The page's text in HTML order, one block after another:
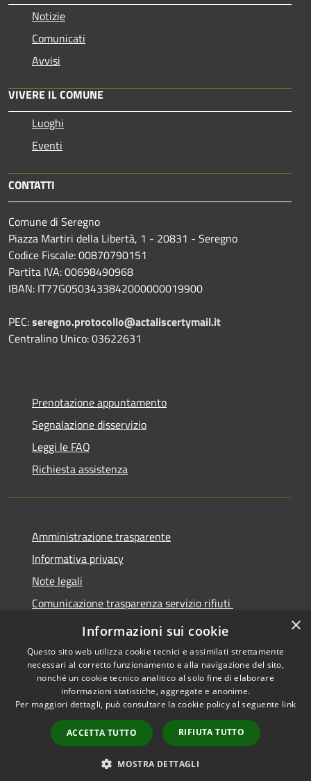
Notizie
Comunicati
Avvisi
VIVERE IL COMUNE
Luoghi
Eventi
CONTATTI
Comune di Seregno
Piazza Martiri della Libertà, 1 - 20831 - Seregno
Codice Fiscale: 00870790151
Partita IVA: 00698490968
IBAN: IT77G0503433842000000019900
PEC:seregno.protocollo@actaliscertymail.it
Centralino Unico: 03622631
Prenotazione appuntamento
Segnalazione disservizio
Leggi le FAQ
Richiesta assistenza
Amministrazione trasparente
Informativa privacy
Note legali
Comunicazione trasparenza servizio rifiuti
Dichiarazione di accessibilità
Accessibilità
Copyright © 2026 • Città di
Seregno • Powered by
Municipium•
Accesso
redazione
×
Informazioni sui cookie
Questo sito web utilizza cookie tecnici e assimilati strettamente
necessari al corretto funzionamento e alla navigazione del sito,
nonché un cookie tecnico analitico al solo fine di elaborare
informazioni statistiche, aggregate e anonime.
Per maggiori dettagli, può consultare la cookie policy al seguente link
ACCETTA TUTTO RIFIUTA TUTTO
MOSTRA DETTAGLI